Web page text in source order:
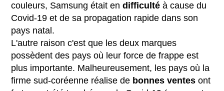
couleurs, Samsung était endifficulté à cause du
Covid-19 et de sa propagation rapide dans son
pays natal.
L'autre raison c'est que les deux marques
possèdent des pays où leur force de frappe est
plus importante. Malheureusement, les pays où la
firme sud-coréenne réalise de bonnes ventes ont